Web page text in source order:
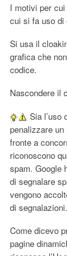
I motivi per
cui si fa uso di
Si usa il
grafica che
codice.
Nascondere il
Sia l’uso
penalizzare
fronte a
riconoscono
spam. Google
di segnalare
vengono
di segnalazioni.
Come dicevo
pagine